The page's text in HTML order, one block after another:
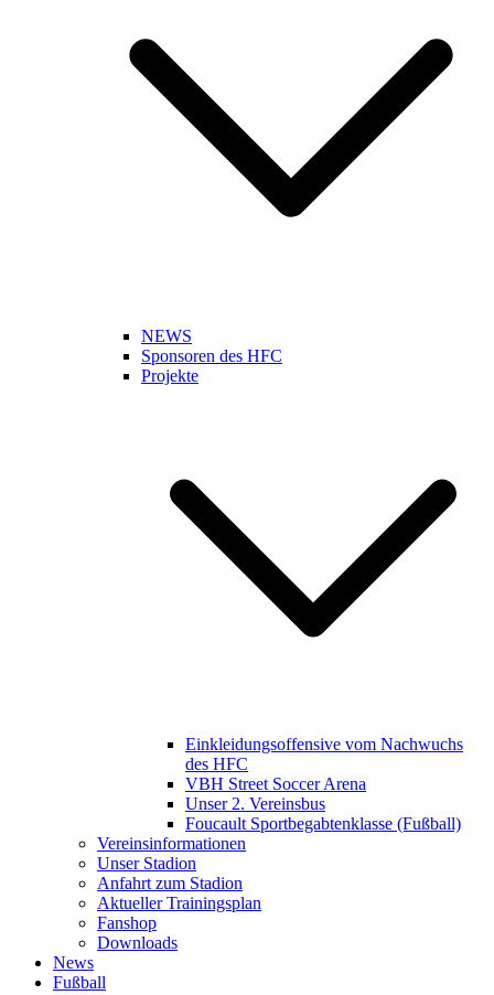
NEWS
Sponsoren des HFC
Projekte
Einkleidungsoffensive vom Nachwuchs
des HFC
VBH Street Soccer Arena
Unser 2. Vereinsbus
Foucault Sportbegabtenklasse (Fußball)
Vereinsinformationen
Unser Stadion
Anfahrt zum Stadion
Aktueller Trainingsplan
Fanshop
Downloads
News
Fußball